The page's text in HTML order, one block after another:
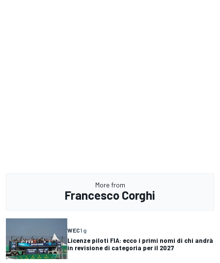
More from
Francesco Corghi
WEC1 g
Licenze piloti FIA: ecco i primi nomi di chi andrà
in revisione di categoria per il 2027